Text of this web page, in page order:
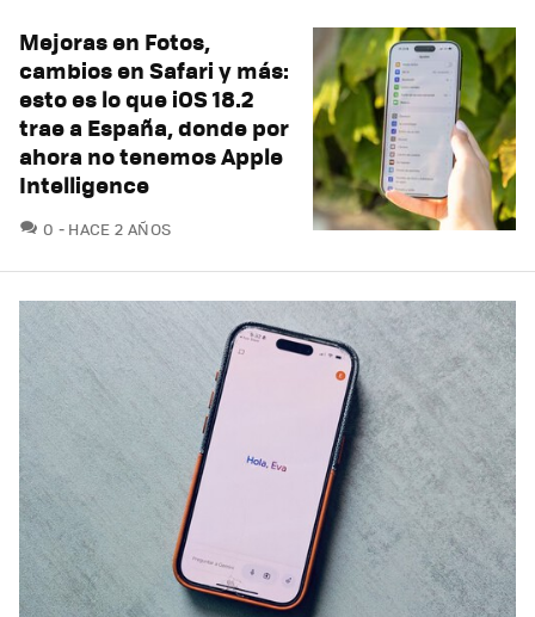
Mejoras en Fotos,
cambios en Safari y más:
esto es lo que iOS 18.2
trae a España, donde por
ahora no tenemos Apple
Intelligence
0 COMENTARIOS
HACE 2 AÑOS